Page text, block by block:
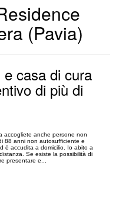
(Pavia)
casa di cura
di più di
accogliete anche persone non
88 anni non autosufficiente e
è accudita a domicilio. Io abito a
Se esiste la possibilità di
presentare e...